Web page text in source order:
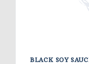
BLACK SOY